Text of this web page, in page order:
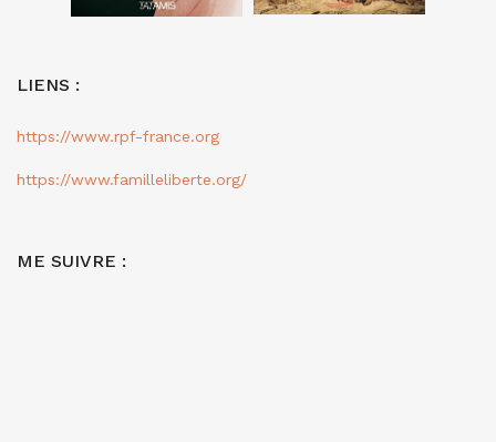
LIENS :
https://www.rpf-france.org
https://www.familleliberte.org/
ME SUIVRE :